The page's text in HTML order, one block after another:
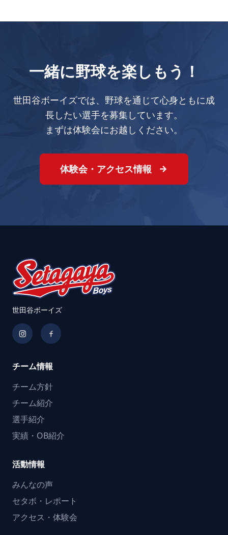
一緒に野球を楽しもう！
世田谷ボーイズでは、野球を通じて心身ともに成
長したい選手を募集しています。
まずは体験会にお越しください。
体験会・アクセス情報
世田谷ボーイズ
チーム情報
チーム方針
チーム紹介
選手紹介
実績・OB紹介
活動情報
みんなの声
セタボ・レポート
アクセス・体験会